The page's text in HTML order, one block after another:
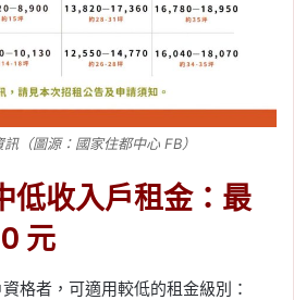
（圖源：國家住都中心 FB）
低收入戶租金：最
元
格者，可適用較低的租金級別：